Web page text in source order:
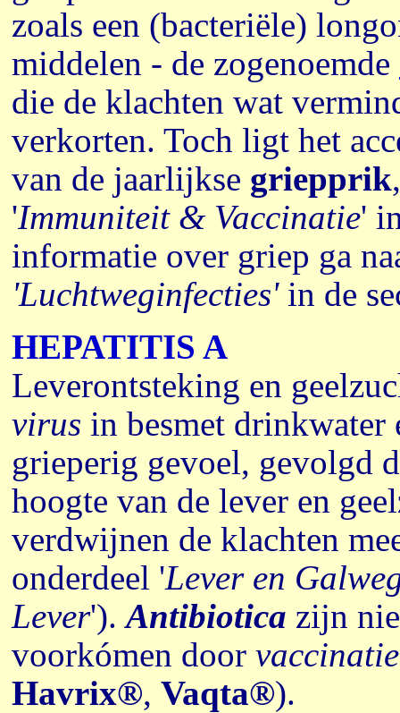
zoals een (bacteriële)
middelen - de zogenoemde
die de klachten wat
verkorten. Toch ligt het
van de jaarlijkse griepprik,
'Immuniteit & Vaccinatie'
informatie over griep ga
'Luchtweginfecties'in de
HEPATITIS A
Leverontsteking en
virus in besmet drinkwater
grieperig gevoel, gevolgd
hoogte van de lever en
verdwijnen de klachten
onderdeel 'Lever en
Lever').Antibiotica zijn
voorkómen door vaccinatie
Havrix®, Vaqta®).